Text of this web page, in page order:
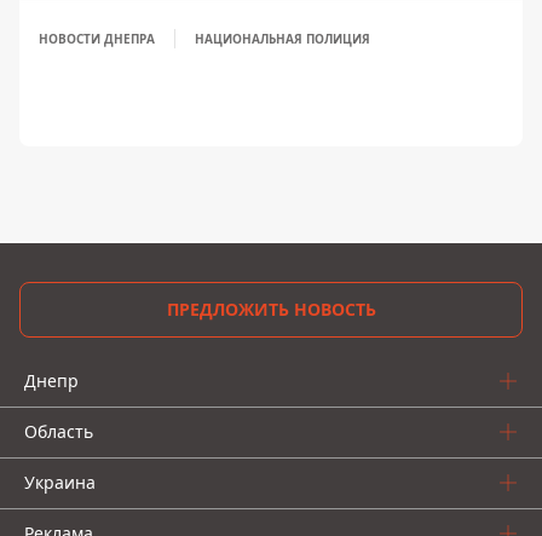
НОВОСТИ ДНЕПРА НАЦИОНАЛЬНАЯ ПОЛИЦИЯ
ПРЕДЛОЖИТЬ НОВОСТЬ
Днепр
Область
Украина